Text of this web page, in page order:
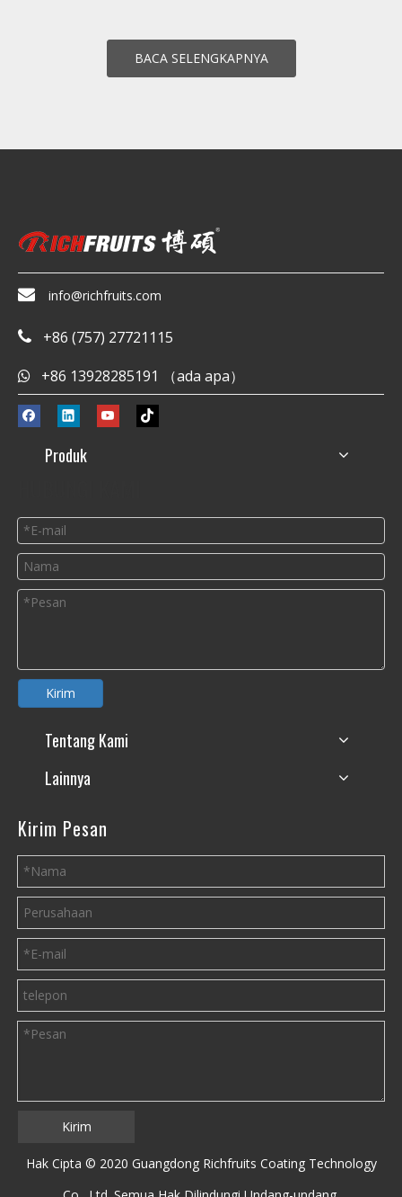
BACA SELENGKAPNYA
 info@richfruits.com
 +86 (757) 27721115
 +86 13928285191 （ada apa）
Produk
Kirim
Tentang Kami
Lainnya
Kirim Pesan
Kirim
Hak Cipta © 2020 Guangdong Richfruits Coating Technology